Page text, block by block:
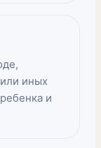
иных
и